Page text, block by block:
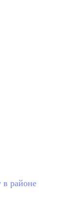
в районе